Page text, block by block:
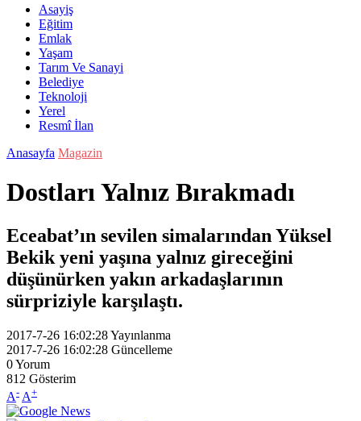
Asayiş
Eğitim
Emlak
Yaşam
Tarım Ve Sanayi
Belediye
Teknoloji
Yerel
Resmî İlan
Anasayfa Magazin
Dostları Yalnız Bırakmadı
Eceabat’ın sevilen simalarından Yüksel
Bekik yeni yaşına yalnız gireceğini
düşünürken yakın arkadaşlarının
sürpriziyle karşılaştı.
2017-7-26 16:02:28Yayınlanma
2017-7-26 16:02:28 Güncelleme
0Yorum
812 Gösterim
A- A+